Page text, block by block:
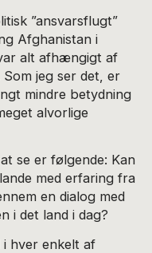
”ansvarsflugt”
Afghanistan i
alt afhængigt af
jeg ser det, er
mindre betydning
alvorlige
se er følgende: Kan
med erfaring fra
en dialog med
i det land i dag?
i hver enkelt af